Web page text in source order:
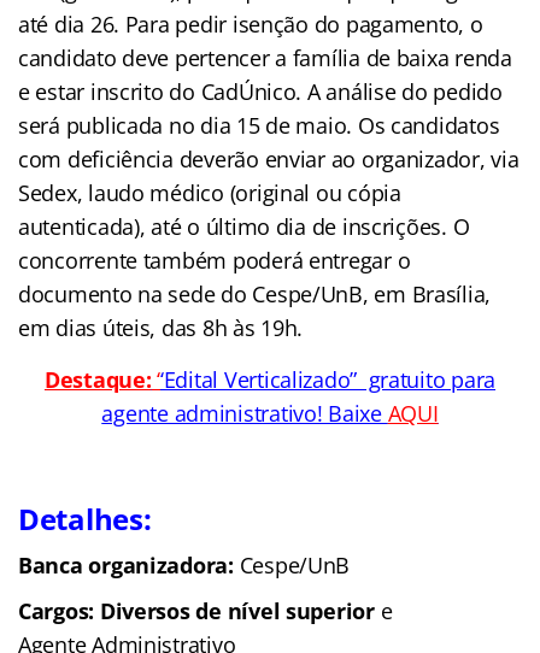
até dia 26. Para pedir isenção do pagamento, o
candidato deve pertencer a família de baixa renda
e estar inscrito do CadÚnico. A análise do pedido
será publicada no dia 15 de maio. Os candidatos
com deficiência deverão enviar ao organizador, via
Sedex, laudo médico (original ou cópia
autenticada), até o último dia de inscrições. O
concorrente também poderá entregar o
documento na sede do Cespe/UnB, em Brasília,
em dias úteis, das 8h às 19h.
Destaque: ‘‘Edital Verticalizado” gratuito para
agente administrativo! Baixe AQUI
Detalhes:
Banca organizadora: Cespe/UnB
Cargos: Diversos de nível superior e
Agente Administrativo